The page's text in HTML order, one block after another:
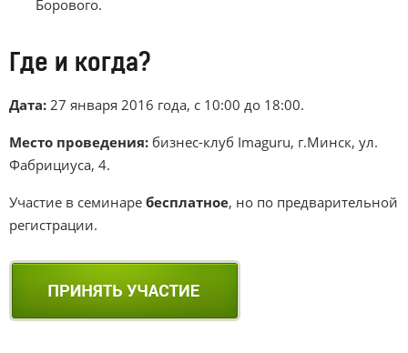
Борового.
Где и когда?
Дата: 27 января 2016 года, с 10:00 до 18:00.
Место проведения: бизнес-клуб Imaguru, г.Минск, ул.
Фабрициуса, 4.
Участие в семинаре бесплатное, но по предварительной
регистрации.